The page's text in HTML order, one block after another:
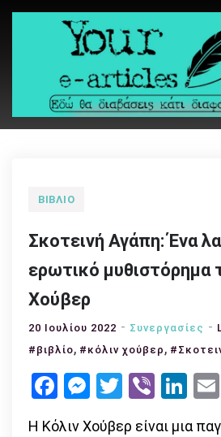
Skip
Your e-articles
Εδώ θα διαβάσεις κάτι
ΒΙΒΛΊΟ
Σκοτεινή Αγάπη: Ένα
ερωτικό μυθιστόρημα
Χούβερ
20 Ιουλίου 2022 Συνεργασίες
#βιβλίο, #κόλιν χούβερ ,
Facebook
Messenger
Twitter
Viber
Η Κόλιν Χούβερ είναι μια